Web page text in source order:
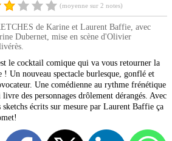
(moyenne sur 2 notes)
de Karine et Laurent Baffie, avec
Dubernet, mise en scène d'Olivier
le cocktail comique qui va vous retourner la
! Un nouveau spectacle burlesque, gonflé et
Une comédienne au rythme frénétique
livre des personnages drôlement dérangés. Avec
sketchs écrits sur mesure par Laurent Baffie ça